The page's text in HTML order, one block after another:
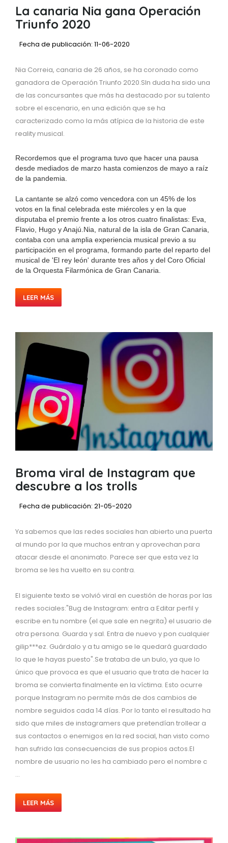
La canaria Nia gana Operación
Triunfo 2020
Fecha de publicación: 11-06-2020
Nia Correia, canaria de 26 años, se ha coronado como
ganadora de Operación Triunfo 2020.SIn duda ha sido una
de las concursantes que más ha destacado por su talento
sobre el escenario, en una edición que se ha
caracterizado como la más atípica de la historia de este
reality musical.
Recordemos que el programa tuvo que hacer una pausa
desde mediados de marzo hasta comienzos de mayo a raíz
de la pandemia.
La cantante se alzó como vencedora con un 45% de los
votos en la final celebrada este miércoles y en la que
disputaba el premio frente a los otros cuatro finalistas: Eva,
Flavio, Hugo y Anajú.Nia, natural de la isla de Gran Canaria,
contaba con una amplia experiencia musical previo a su
participación en el programa, formando parte del reparto del
musical de 'El rey león' durante tres años y del Coro Oficial
de la Orquesta Filarmónica de Gran Canaria.
LEER MÁS
Broma viral de Instagram que
descubre a los trolls
Fecha de publicación: 21-05-2020
Ya sabemos que las redes sociales han abierto una puerta
al mundo por la que muchos entran y aprovechan para
atacar desde el anonimato. Parece ser que esta vez la
broma se les ha vuelto en su contra.
El siguiente texto se volvió viral en cuestión de horas por las
redes sociales:"Bug de Instagram: entra a Editar perfil y
escribe en tu nombre (el que sale en negrita) el usuario de
otra persona. Guarda y sal. Entra de nuevo y pon cualquier
gilip***ez. Guárdalo y a tu amigo se le quedará guardado
lo que le hayas puesto".Se trataba de un bulo, ya que lo
único que provoca es que el usuario que trata de hacer la
broma se convierta finalmente en la víctima. Esto ocurre
porque Instagram no permite más de dos cambios de
nombre seguidos cada 14 días. Por lo tanto el resultado ha
sido que miles de instagramers que pretendían trollear a
sus contactos o enemigos en la red social, han visto como
han sufrido las consecuencias de sus propios actos.El
nombre de usuario no les ha cambiado pero el nombre c
...
LEER MÁS